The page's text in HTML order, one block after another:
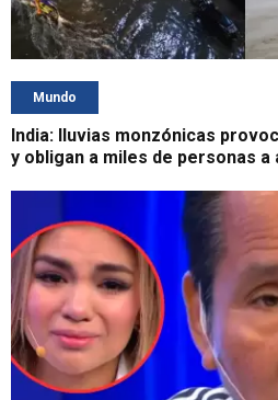
Mundo
India: lluvias monzónicas
y obligan a miles de personas